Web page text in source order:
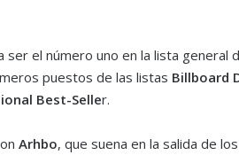
ser el número uno en la lista general
puestos de las listas Billboard
Best-Seller.
Arhbo, que suena en la salida de